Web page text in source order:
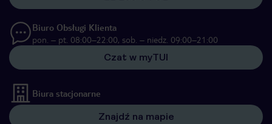
Biuro Obsługi Klienta
pon. – pt. 08:00–22:00, sob. – niedz. 09:00–21:00
Czat w myTUI
Biura stacjonarne
Znajdź na mapie